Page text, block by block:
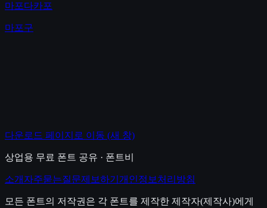
마포다카포
마포구
다운로드 페이지로 이동 (새 창)
상업용 무료 폰트 공유 · 폰트비
소개 자주묻는질문제보하기 개인정보처리방침
모든 폰트의 저작권은 각 폰트를 제작한 제작자(제작사)에게